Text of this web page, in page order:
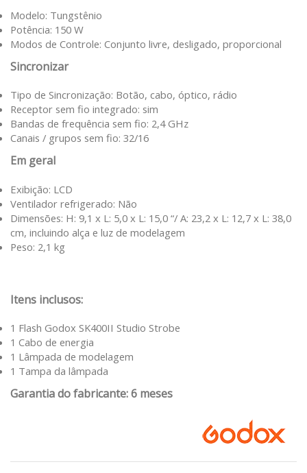
Modelo: Tungstênio
Potência: 150 W
Modos de Controle: Conjunto livre, desligado, proporcional
Sincronizar
Tipo de Sincronização: Botão, cabo, óptico, rádio
Receptor sem fio integrado: sim
Bandas de frequência sem fio: 2,4 GHz
Canais / grupos sem fio: 32/16
Em geral
Exibição: LCD
Ventilador refrigerado: Não
Dimensões: H: 9,1 x L: 5,0 x L: 15,0 “/ A: 23,2 x L: 12,7 x L: 38,0
cm, incluindo alça e luz de modelagem
Peso: 2,1 kg
Itens inclusos:
1 Flash Godox SK400II Studio Strobe
1 Cabo de energia
1 Lâmpada de modelagem
1 Tampa da lâmpada
Garantia do fabricante: 6 meses